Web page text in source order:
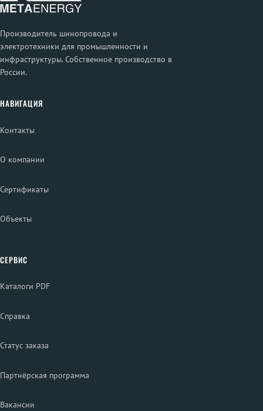
Производитель шинопровода и
электротехники для промышленности и
инфраструктуры. Собственное производство в
России.
НАВИГАЦИЯ
Контакты
О компании
Сертификаты
Объекты
СЕРВИС
Каталоги PDF
Справка
Статус заказа
Партнёрская программа
Вакансии